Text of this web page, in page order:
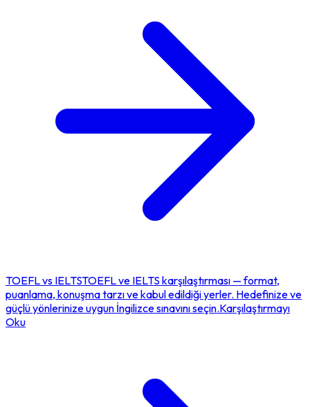
TOEFLvs IELTSTOEFL ve IELTS karşılaştırması — format,
puanlama, konuşma tarzı ve kabul edildiği yerler. Hedefinize ve
güçlü yönlerinize uygun İngilizce sınavını seçin.Karşılaştırmayı
Oku